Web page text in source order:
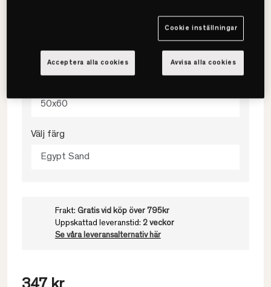
50x60
Välj färg
Egypt Sand
Frakt: Gratis vid köp över 795kr
Uppskattad leveranstid: 2 veckor
Se våra leveransalternativ här
Cookie inställningar
Avvisa alla cookies
Acceptera alla cookies